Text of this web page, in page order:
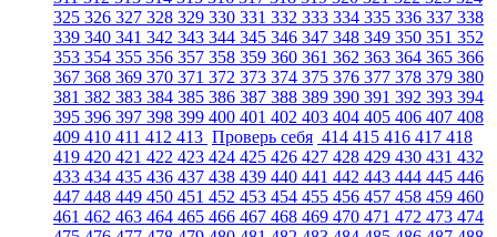
325 326 327 328 329 330 331 332 333 334 335 336 337 338
339 340 341 342 343 344 345 346 347 348 349 350 351 352
353 354 355 356 357 358 359 360 361 362 363 364 365 366
367 368 369 370 371 372 373 374 375 376 377 378 379 380
381 382 383 384 385 386 387 388 389 390 391 392 393 394
395 396 397 398 399 400 401 402 403 404 405 406 407 408
409 410 411 412 413 Проверь себя 414 415 416 417 418
419 420 421 422 423 424 425 426 427 428 429 430 431 432
433 434 435 436 437 438 439 440 441 442 443 444 445 446
447 448 449 450 451 452 453 454 455 456 457 458 459 460
461 462 463 464 465 466 467 468 469 470 471 472 473 474